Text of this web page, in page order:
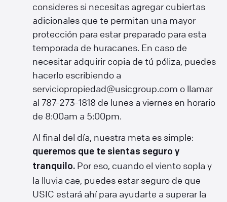
consideres si necesitas agregar cubiertas
adicionales que te permitan una mayor
protección para estar preparado para esta
temporada de huracanes. En caso de
necesitar adquirir copia de tú póliza, puedes
hacerlo escribiendo a
serviciopropiedad@usicgroup.com o llamar
al 787-273-1818 de lunes a viernes en horario
de 8:00am a 5:00pm.
Al final del día, nuestra meta es simple:
queremos que te sientas seguro y
tranquilo. Por eso, cuando el viento sopla y
la lluvia cae, puedes estar seguro de que
USIC estará ahí para ayudarte a superar la